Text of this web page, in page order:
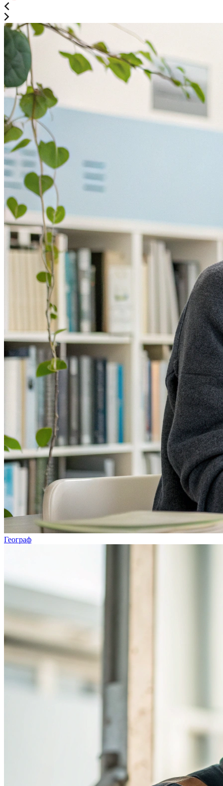
Географ